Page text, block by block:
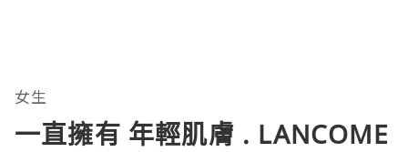
女生
一直擁有 年輕肌膚 . LANCOME